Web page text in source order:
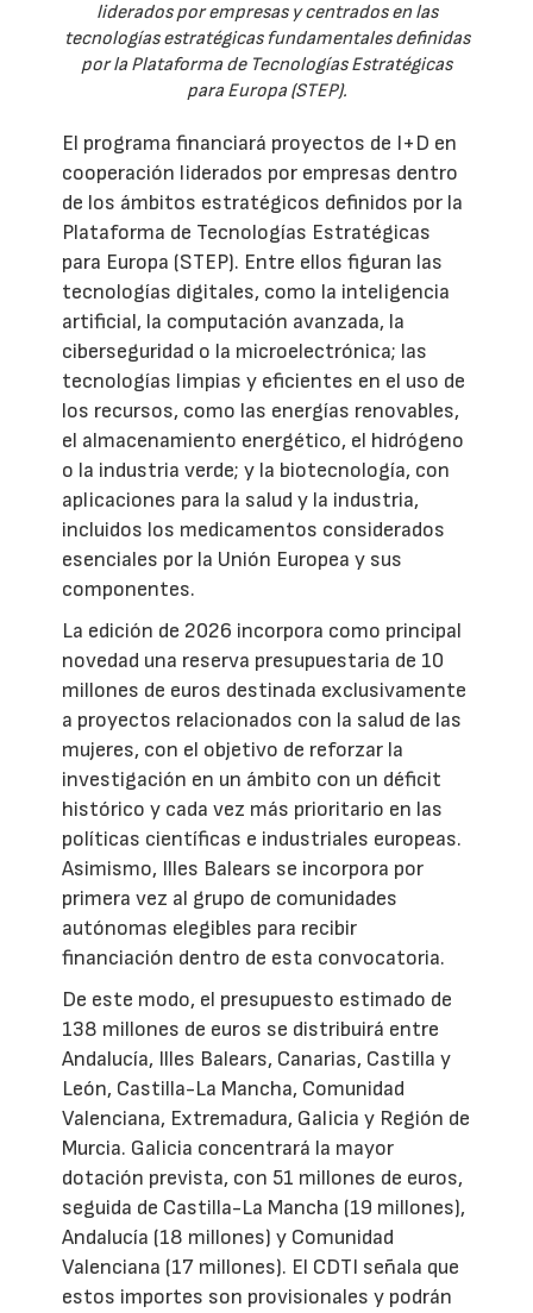
liderados por empresas y centrados en las
tecnologías estratégicas fundamentales definidas
por la Plataforma de Tecnologías Estratégicas
para Europa (STEP).
El programa financiará proyectos de I+D en
cooperación liderados por empresas dentro
de los ámbitos estratégicos definidos por la
Plataforma de Tecnologías Estratégicas
para Europa (STEP). Entre ellos figuran las
tecnologías digitales, como la inteligencia
artificial, la computación avanzada, la
ciberseguridad o la microelectrónica; las
tecnologías limpias y eficientes en el uso de
los recursos, como las energías renovables,
el almacenamiento energético, el hidrógeno
o la industria verde; y la biotecnología, con
aplicaciones para la salud y la industria,
incluidos los medicamentos considerados
esenciales por la Unión Europea y sus
componentes.
La edición de 2026 incorpora como principal
novedad una reserva presupuestaria de 10
millones de euros destinada exclusivamente
a proyectos relacionados con la salud de las
mujeres, con el objetivo de reforzar la
investigación en un ámbito con un déficit
histórico y cada vez más prioritario en las
políticas científicas e industriales europeas.
Asimismo, Illes Balears se incorpora por
primera vez al grupo de comunidades
autónomas elegibles para recibir
financiación dentro de esta convocatoria.
De este modo, el presupuesto estimado de
138 millones de euros se distribuirá entre
Andalucía, Illes Balears, Canarias, Castilla y
León, Castilla-La Mancha, Comunidad
Valenciana, Extremadura, Galicia y Región de
Murcia. Galicia concentrará la mayor
dotación prevista, con 51 millones de euros,
seguida de Castilla-La Mancha (19 millones),
Andalucía (18 millones) y Comunidad
Valenciana (17 millones). El CDTI señala que
estos importes son provisionales y podrán